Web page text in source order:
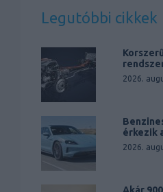
Legutóbbi cikkek
2026.
érkezik
2026.
Akár